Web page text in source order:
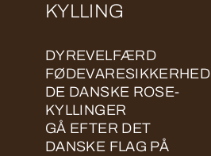
KYLLING
DYREVELFÆRD
FØDEVARESIKKERHED
DE DANSKE ROSE-
KYLLINGER
GÅ EFTER DET
DANSKE FLAG PÅ